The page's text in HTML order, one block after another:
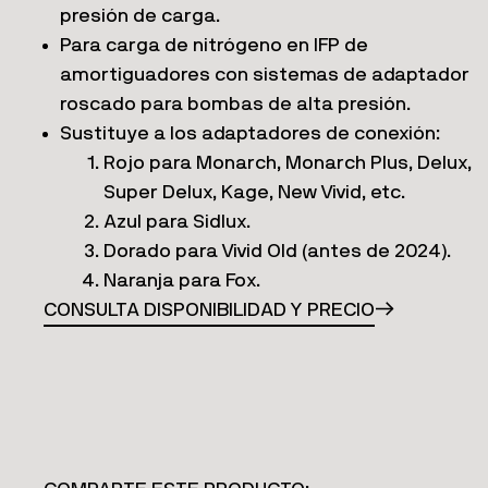
presión de carga.
Para carga de nitrógeno en IFP de
amortiguadores con sistemas de adaptador
roscado para bombas de alta presión.
Sustituye a los adaptadores de conexión:
Rojo para Monarch, Monarch Plus, Delux,
Super Delux, Kage, New Vivid, etc.
Azul para Sidlux.
Dorado para Vivid Old (antes de 2024).
Naranja para Fox.
CONSULTA DISPONIBILIDAD Y PRECIO